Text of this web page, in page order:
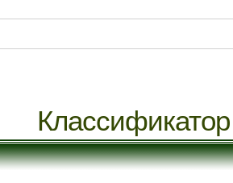
Классификатор